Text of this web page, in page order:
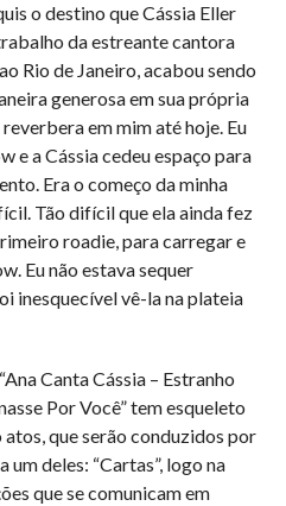
o destino que Cássia Eller
da estreante cantora
Rio de Janeiro, acabou sendo
generosa em sua própria
em mim até hoje. Eu
e a Cássia cedeu espaço para
Era o começo da minha
Tão difícil que ela ainda fez
roadie, para carregar e
Eu não estava sequer
inesquecível vê-la na plateia
Canta Cássia – Estranho
Por Você” tem esqueleto
que serão conduzidos por
um deles: “Cartas”, logo na
que se comunicam em